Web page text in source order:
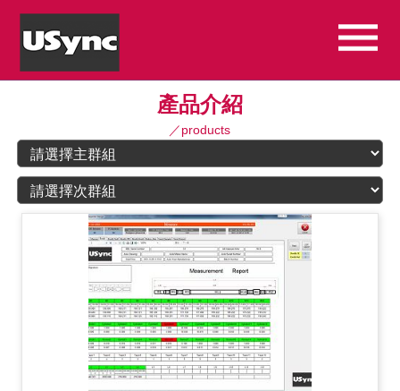
產品介紹
／products